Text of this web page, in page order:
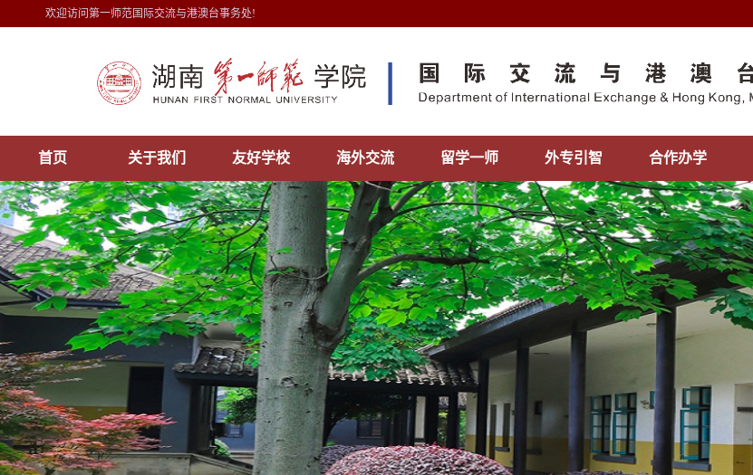
欢迎访问第一师范国际交流与港澳台事务处!
首页 关于我们 友好学校 海外交流 留学一师 外专引智 合作办学